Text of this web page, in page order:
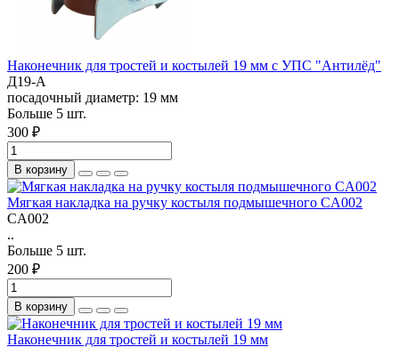
Наконечник для тростей и костылей 19 мм c УПС "Антилёд"
Д19-А
посадочный диаметр: 19 мм
Больше 5 шт.
300 ₽
В корзину
Мягкая накладка на ручку костыля подмышечного CA002
CA002
..
Больше 5 шт.
200 ₽
В корзину
Наконечник для тростей и костылей 19 мм